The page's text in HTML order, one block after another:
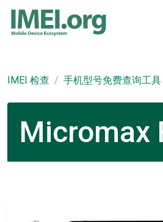
IMEI 检查 手机型号免费查询工具
Micromax